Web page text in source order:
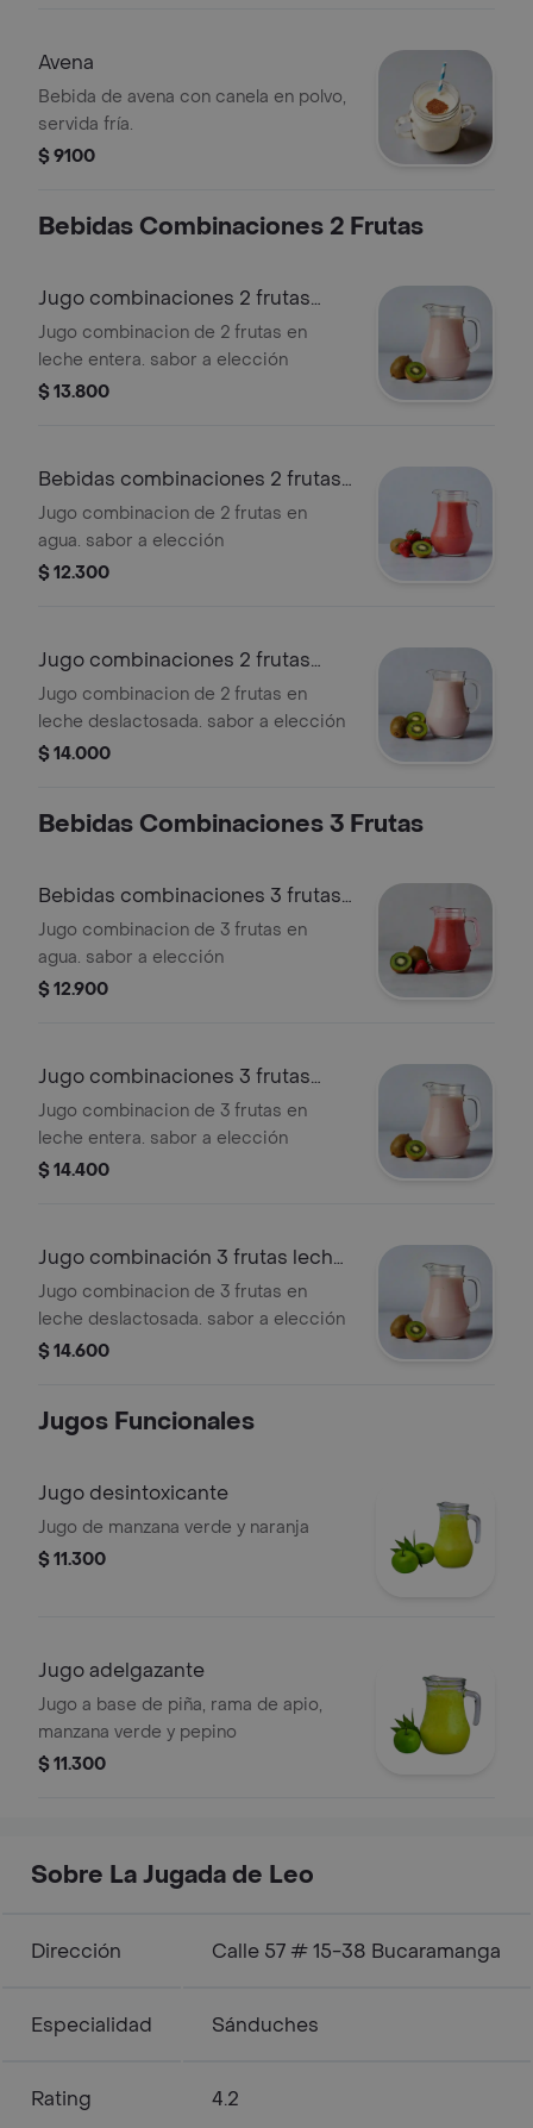
Avena
Bebida de avena con canela en polvo,
servida fría.
$ 9100
Bebidas Combinaciones 2 Frutas
Jugo combinaciones 2 frutas
leche entera
Jugo combinacion de 2 frutas en
leche entera. sabor a elección
$ 13.800
Bebidas combinaciones 2 frutas
en agua
Jugo combinacion de 2 frutas en
agua. sabor a elección
$ 12.300
Jugo combinaciones 2 frutas
leche deslac
Jugo combinacion de 2 frutas en
leche deslactosada. sabor a elección
$ 14.000
Bebidas Combinaciones 3 Frutas
Bebidas combinaciones 3 frutas
en agua
Jugo combinacion de 3 frutas en
agua. sabor a elección
$ 12.900
Jugo combinaciones 3 frutas
leche entera
Jugo combinacion de 3 frutas en
leche entera. sabor a elección
$ 14.400
Jugo combinación 3 frutas leche
deslacto
Jugo combinacion de 3 frutas en
leche deslactosada. sabor a elección
$ 14.600
Jugos Funcionales
Jugo desintoxicante
Jugo de manzana verde y naranja
$ 11.300
Jugo adelgazante
Jugo a base de piña, rama de apio,
manzana verde y pepino
$ 11.300
Sobre La Jugada de Leo
Dirección Calle 57 # 15-38 Bucaramanga
Especialidad Sánduches
Rating 4.2